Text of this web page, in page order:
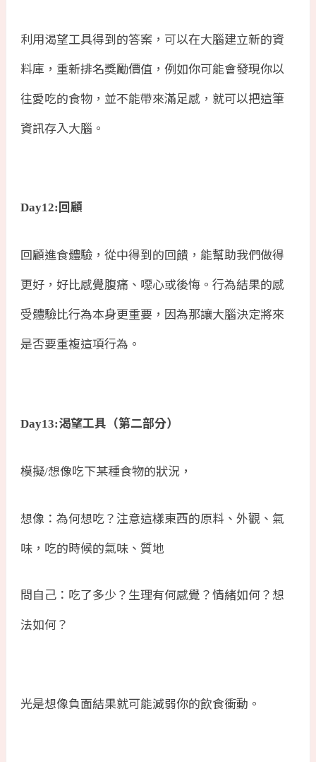
利用渴望工具得到的答案，可以在大腦建立新的資
料庫，重新排名獎勵價值，例如你可能會發現你以
往愛吃的食物，並不能帶來滿足感，就可以把這筆
資訊存入大腦。
Day12:回顧
回顧進食體驗，從中得到的回饋，能幫助我們做得
更好，好比感覺腹痛、噁心或後悔。行為結果的感
受體驗比行為本身更重要，因為那讓大腦決定將來
是否要重複這項行為。
Day13:渴望工具（第二部分）
模擬/想像吃下某種食物的狀況，
想像：為何想吃？注意這樣東西的原料、外觀、氣
味，吃的時候的氣味、質地
問自己：吃了多少？生理有何感覺？情緒如何？想
法如何？
光是想像負面結果就可能減弱你的飲食衝動。